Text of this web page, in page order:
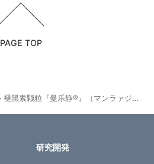
PAGE TOP
褪黑素颗粒『曼乐静®』（マンラァジン）日本製品名『メラトベル®顆粒小児用0.2%』新発売のお知らせ（中国）
研究開発